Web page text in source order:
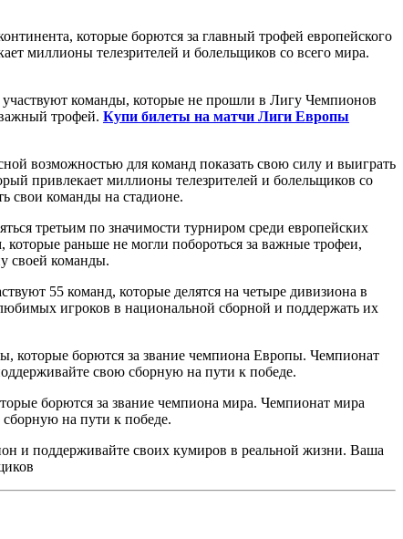
которые борются за главный трофей европейского
миллионы телезрителей и болельщиков со всего мира.
команды, которые не прошли в Лигу Чемпионов
трофей. Купи билеты на матчи Лиги Европы
возможностью для команд показать свою силу и выиграть
привлекает миллионы телезрителей и болельщиков со
свои команды на стадионе.
третьим по значимости турниром среди европейских
раньше не могли побороться за важные трофеи,
своей команды.
55 команд, которые делятся на четыре дивизиона в
игроков в национальной сборной и поддержать их
которые борются за звание чемпиона Европы. Чемпионат
свою сборную на пути к победе.
борются за звание чемпиона мира. Чемпионат мира
на пути к победе.
и поддерживайте своих кумиров в реальной жизни. Ваша